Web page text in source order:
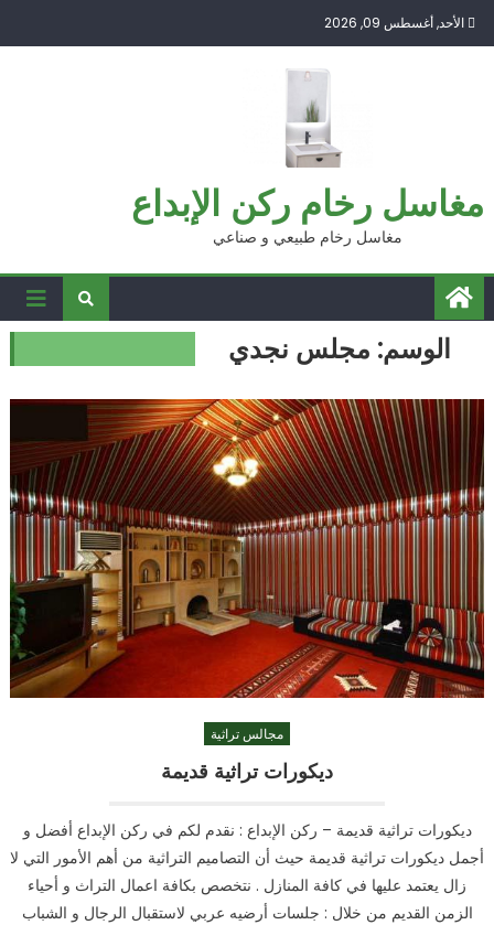
Skip الأحد, أغسطس 09, 2026
مغاسل رخام ركن الإبداع
مغاسل رخام طبيعي و صناعي
الوسم: مجلس نجدي
مجالس تراثية
ديكورات تراثية قديمة
ديكورات تراثية قديمة – ركن الإبداع : نقدم لكم في ركن الإبداع أفضل و
أجمل ديكورات تراثية قديمة حيث أن التصاميم التراثية من أهم الأمور التي لا
زال يعتمد عليها في كافة المنازل . نتخصص بكافة اعمال التراث و أحياء
الزمن القديم من خلال : جلسات أرضيه عربي لاستقبال الرجال و الشباب